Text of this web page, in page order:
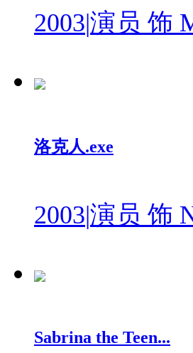
2003|演员 饰
洛克人.exe
2003|演员 饰
Sabrina the Teen...